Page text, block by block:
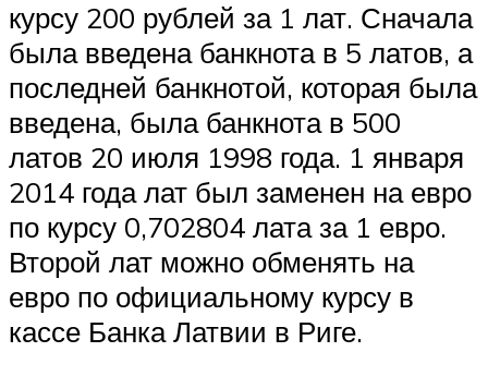
курсу 200 рублей за 1 лат. Сначала
была введена банкнота в 5 латов, а
последней банкнотой, которая была
введена, была банкнота в 500
латов 20 июля 1998 года. 1 января
2014 года лат был заменен на евро
по курсу 0,702804 лата за 1 евро.
Второй лат можно обменять на
евро по официальному курсу в
кассе Банка Латвии в Риге.